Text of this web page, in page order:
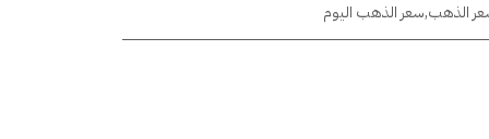
الذهب,سعر الذهب اليوم